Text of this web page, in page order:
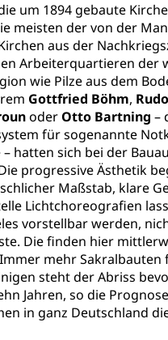
um 1894 gebaute
meisten der von der
aus der
Arbeiterquartieren der
wie Pilze aus dem
Gottfried Böhm,
oderOtto Bartning –
für sogenannte
hatten sich bei der
progressive Ästhetik
Maßstab, klare
Lichtchoreografien
vorstellbar werden,
Die finden hier
mehr Sakralbauten
steht der Abriss
Jahren, so die
in ganz Deutschland